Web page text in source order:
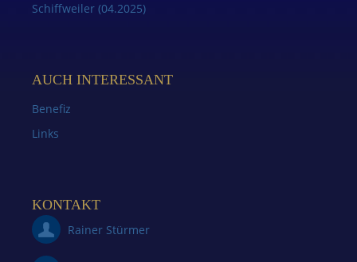
Schiffweiler (04.2025)
AUCH INTERESSANT
Benefiz
Links
KONTAKT
Rainer Stürmer